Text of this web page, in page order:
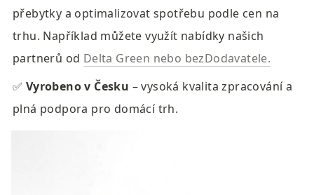
přebytky a optimalizovat spotřebu podle cen na
trhu. Například můžete využít nabídky našich
partnerů od Delta Green nebo bezDodavatele.
✅ Vyrobeno v Česku – vysoká kvalita zpracování a
plná podpora pro domácí trh.